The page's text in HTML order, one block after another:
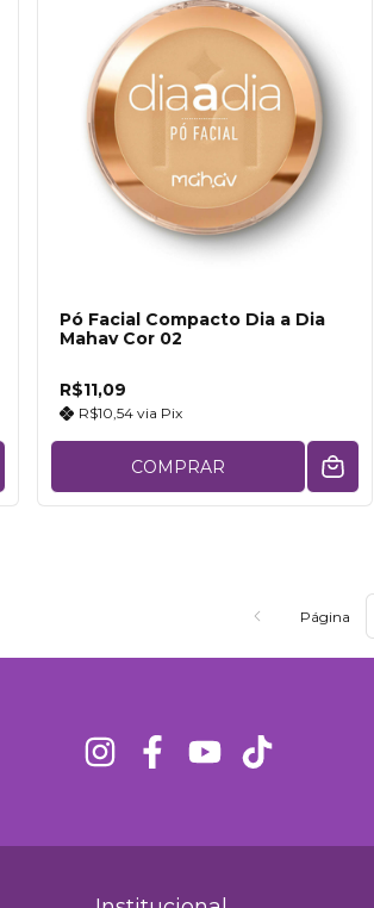
Pó Facial Compacto Dia a Dia
Mahav Cor 02
R$11,09
R$10,54via Pix
COMPRAR
Página